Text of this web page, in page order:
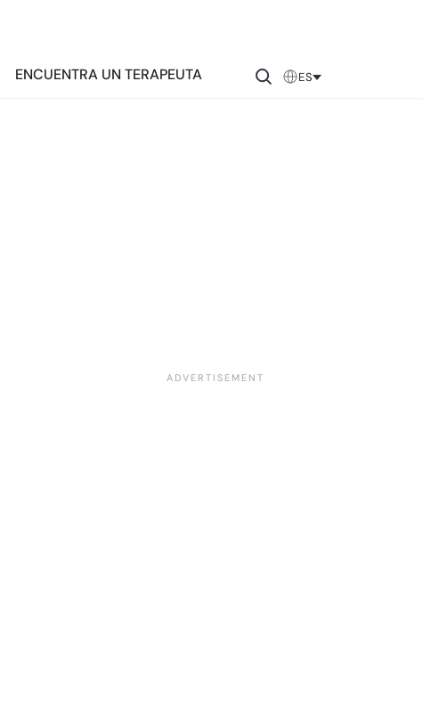
ENCUENTRA UN TERAPEUTA ES